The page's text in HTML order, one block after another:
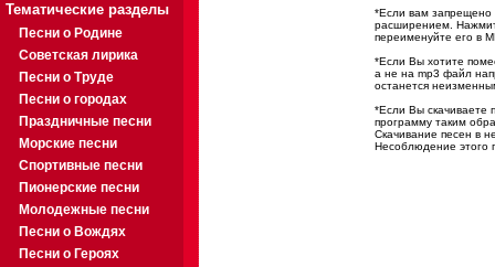
Тематические разделы
Песни о Родине
Советская лирика
Песни о Труде
Песни о городах
Праздничные песни
Морские песни
Спортивные песни
Пионерские песни
Молодежные песни
Песни о Вождях
Песни о Героях
*Если вам запрещено
расширением.
переименуйте его в
*Если Вы хотите
а не на mp3 файл
останется
*Если Вы скачиваете
программу таким
Скачивание песен в
Несоблюдение этого